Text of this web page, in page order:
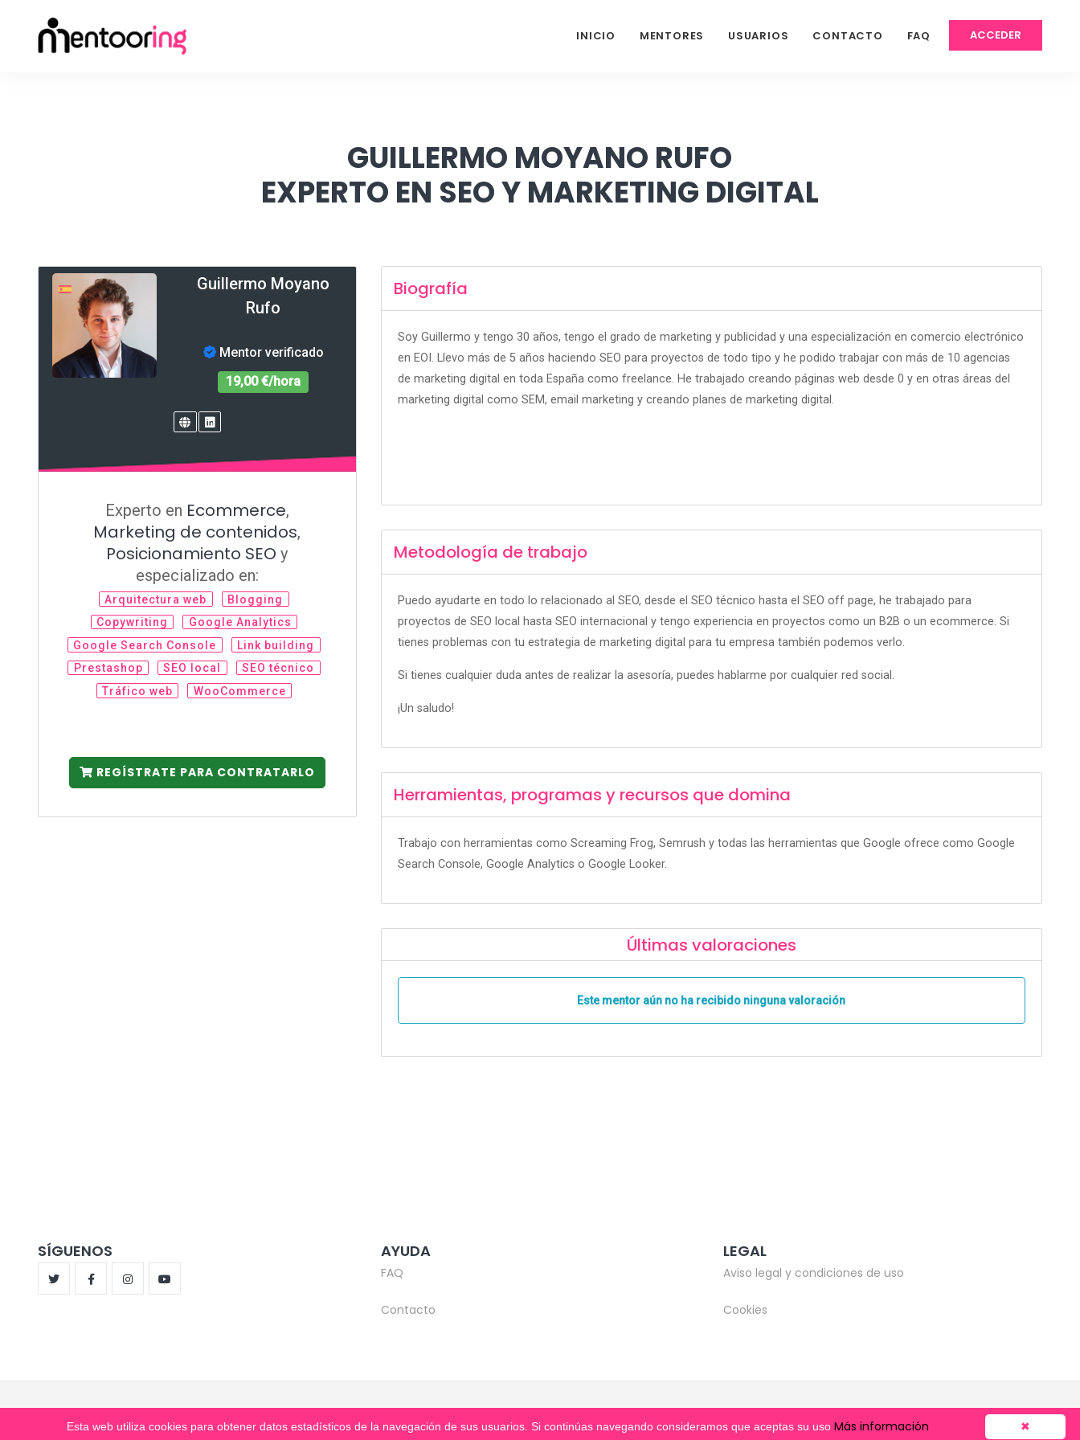
ACCEDER
INICIO MENTORES USUARIOS CONTACTO FAQ
GUILLERMO MOYANO RUFO
EXPERTO EN SEO Y MARKETING DIGITAL
Guillermo Moyano
Rufo
Mentor verificado
19,00 €/hora
Experto en Ecommerce,
Marketing de contenidos,
Posicionamiento SEO y
especializado en:
Arquitectura web
Blogging
Copywriting
Google Analytics
Google Search Console
Link building
Prestashop
SEO local
SEO técnico
Tráfico web
WooCommerce
REGÍSTRATE PARA CONTRATARLO
Biografía
Soy Guillermo y tengo 30 años, tengo el grado de marketing y publicidad y una especialización en comercio electrónico
en EOI. Llevo más de 5 años haciendo SEO para proyectos de todo tipo y he podido trabajar con más de 10 agencias
de marketing digital en toda España como freelance. He trabajado creando páginas web desde 0 y en otras áreas del
marketing digital como SEM, email marketing y creando planes de marketing digital.
Metodología de trabajo
Puedo ayudarte en todo lo relacionado al SEO, desde el SEO técnico hasta el SEO off page, he trabajado para
proyectos de SEO local hasta SEO internacional y tengo experiencia en proyectos como un B2B o un ecommerce. Si
tienes problemas con tu estrategia de marketing digital para tu empresa también podemos verlo.
Si tienes cualquier duda antes de realizar la asesoría, puedes hablarme por cualquier red social.
¡Un saludo!
Herramientas, programas y recursos que domina
Trabajo con herramientas como Screaming Frog, Semrush y todas las herramientas que Google ofrece como Google
Search Console, Google Analytics o Google Looker.
Últimas valoraciones
Este mentor aún no ha recibido ninguna valoración
SÍGUENOS AYUDA
FAQ
Contacto
LEGAL
Aviso legal y condiciones de uso
Cookies
© Copyright 2020-2026 -
✖
Esta web utiliza cookies para obtener datos estadísticos de la navegación de sus usuarios. Si continúas navegando consideramos que aceptas su uso Más información